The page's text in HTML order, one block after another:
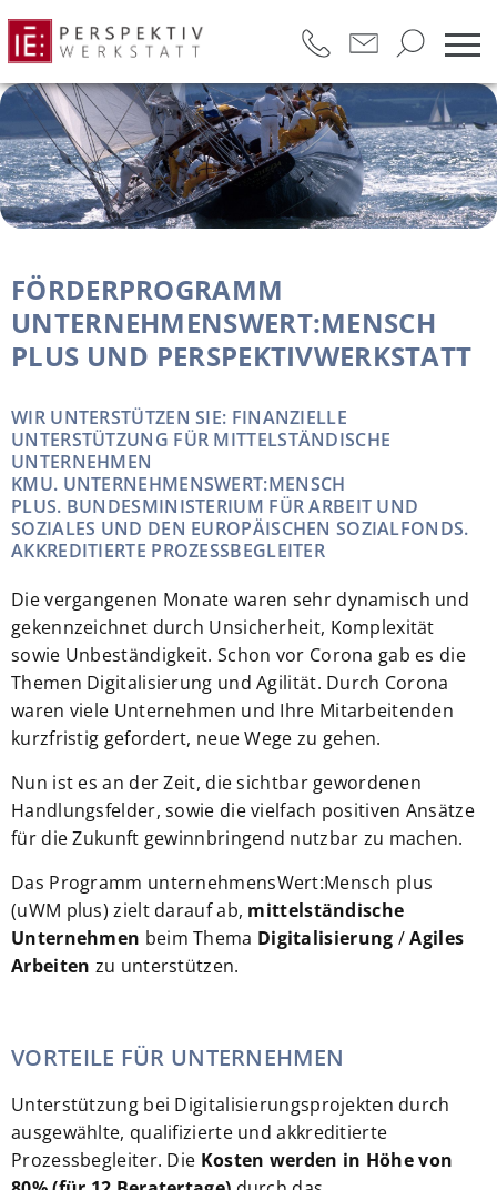
FÖRDERPROGRAMM
UNTERNEHMENSWERT:MENSCH
PLUS UND PERSPEKTIVWERKSTATT
WIR UNTERSTÜTZEN SIE: FINANZIELLE
UNTERSTÜTZUNG FÜR MITTELSTÄNDISCHE
UNTERNEHMEN
KMU. UNTERNEHMENSWERT:MENSCH
PLUS. BUNDESMINISTERIUM FÜR ARBEIT UND
SOZIALES UND DEN EUROPÄISCHEN SOZIALFONDS.
AKKREDITIERTE PROZESSBEGLEITER
Die vergangenen Monate waren sehr dynamisch und
gekennzeichnet durch Unsicherheit, Komplexität
sowie Unbeständigkeit. Schon vor Corona gab es die
Themen Digitalisierung und Agilität. Durch Corona
waren viele Unternehmen und Ihre Mitarbeitenden
kurzfristig gefordert, neue Wege zu gehen.
Nun ist es an der Zeit, die sichtbar gewordenen
Handlungsfelder, sowie die vielfach positiven Ansätze
für die Zukunft gewinnbringend nutzbar zu machen.
Das Programm unternehmensWert:Mensch plus
(uWM plus) zielt darauf ab, mittelständische
Unternehmen beim Thema Digitalisierung /Agiles
Arbeiten zu unterstützen.
VORTEILE FÜR UNTERNEHMEN
Unterstützung bei Digitalisierungsprojekten durch
ausgewählte, qualifizierte und akkreditierte
Prozessbegleiter. Die Kosten werden in Höhe von